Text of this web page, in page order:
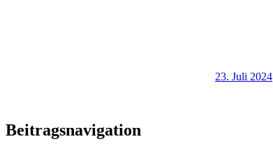
23. Juli 2024
Beitragsnavigation